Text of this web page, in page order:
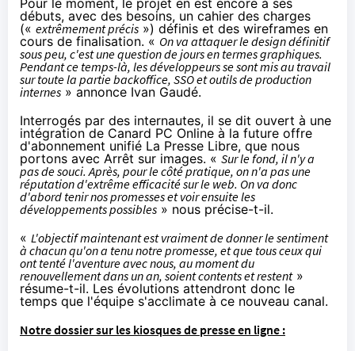
Pour le moment, le projet en est encore à ses
débuts, avec des besoins, un cahier des charges
(« extrêmement précis ») définis et des wireframes en
cours de finalisation. « On va attaquer le design définitif
sous peu, c'est une question de jours en termes graphiques.
Pendant ce temps-là, les développeurs se sont mis au travail
sur toute la partie backoffice, SSO et outils de production
internes » annonce Ivan Gaudé.
Interrogés par des internautes, il se dit ouvert à une
intégration de Canard PC Online à la future offre
d'abonnement unifié La Presse Libre, que nous
portons avec Arrêt sur images. « Sur le fond, il n'y a
pas de souci. Après, pour le côté pratique, on n'a pas une
réputation d'extrême efficacité sur le web. On va donc
d'abord tenir nos promesses et voir ensuite les
développements possibles » nous précise-t-il.
« L'objectif maintenant est vraiment de donner le sentiment
à chacun qu'on a tenu notre promesse, et que tous ceux qui
ont tenté l'aventure avec nous, au moment du
renouvellement dans un an, soient contents et restent»
résume-t-il. Les évolutions attendront donc le
temps que l'équipe s'acclimate à ce nouveau canal.
Notre dossier sur les kiosques de presse en ligne :